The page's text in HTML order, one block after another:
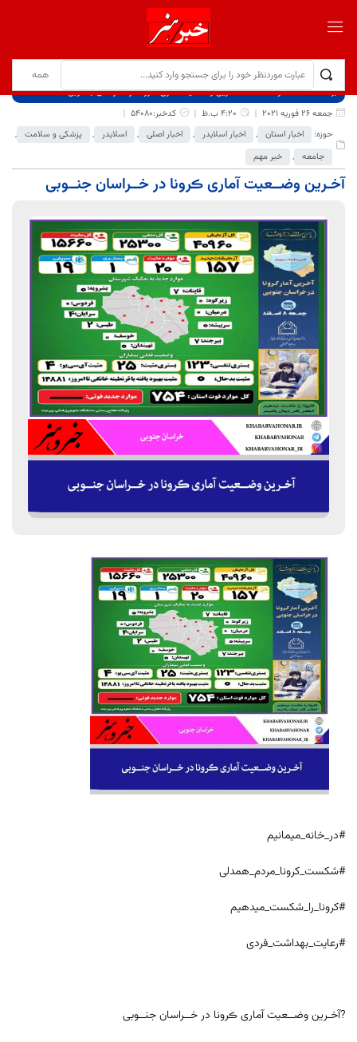
برگ نخست نوشته‌ها
آخـرین وضــعیت آماری ڪرونا در خــراسان جنــوبی
جمعه 26 فوریه 2021
4:20 ب.ظ
کدخبر:54080
حوزه:
اخبار استان , اخبار اسلایدر , اخبار اصلی , اسلایدر , پزشکی و سلامت ,
جامعه , خبر مهم
آخـرین وضــعیت آماری ڪرونا در خــراسان جنــوبی
#در_خانه_میمانیم
#شکست_کرونا_مردم_همدلی
#کرونا_را_شکست_میدهیم
#رعایت_بهداشت_فردی
?آخـرین وضــعیت آماری ڪرونا در خــراسان جنــوبی